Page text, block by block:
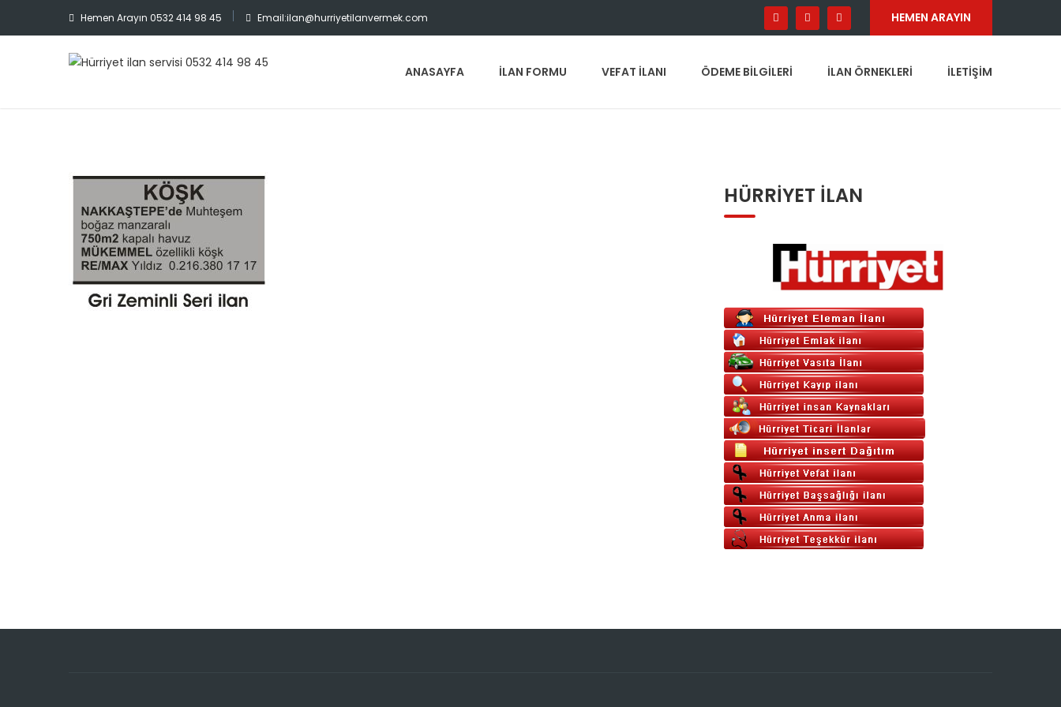
Hemen Arayın 0532 414 98 45 Email:ilan@hurriyetilanvermek.com HEMEN ARAYIN
ANASAYFA İLAN FORMU VEFAT İLANI ÖDEME BILGILERI İLAN ÖRNEKLERI İLETIŞIM
HÜRRIYET İLAN